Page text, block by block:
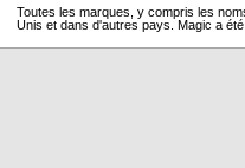
Toutes les marques, y compris les
Unis et dans d'autres pays. Magic a